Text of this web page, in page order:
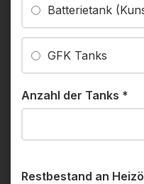
Batterietank
GFK Tanks
Anzahl der Tanks *
Restbestand an